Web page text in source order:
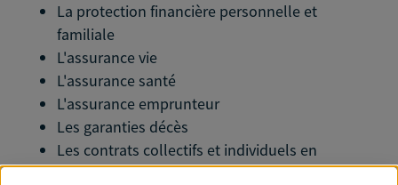
La protection financière personnelle et
familiale
L'assurance vie
L'assurance santé
L'assurance emprunteur
Les garanties décès
Les contrats collectifs et individuels en
prévoyance, santé, retraite...